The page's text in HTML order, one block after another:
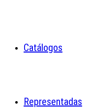
Catálogos
Representadas